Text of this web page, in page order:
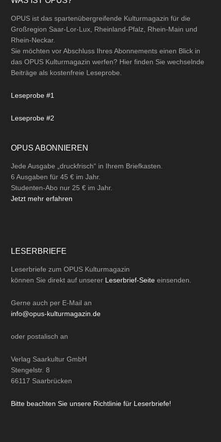
Footer
OPUS ist das spartenübergreifende Kulturmagazin für die
Großregion Saar-Lor-Lux, Rheinland-Pfalz, Rhein-Main und
Rhein-Neckar.
Sie möchten vor Abschluss Ihres Abonnements einen Blick in
das OPUS Kulturmagazin werfen? Hier finden Sie wechselnde
Beiträge als kostenfreie Leseprobe.
Leseprobe #1
Leseprobe #2
OPUS ABONNIEREN
Jede Ausgabe „druckfrisch“ in Ihrem Briefkasten.
6 Ausgaben für 45 € im Jahr.
Studenten-Abo nur 25 € im Jahr.
Jetzt mehr erfahren
LESERBRIEFE
Leserbriefe zum OPUS Kulturmagazin
können Sie direkt auf unserer Leserbrief-Seite einsenden.
Gerne auch per E-Mail an
info@opus-kulturmagazin.de
oder postalisch an
Verlag Saarkultur GmbH
Stengelstr. 8
66117 Saarbrücken
Bitte beachten Sie unsere Richtlinie für Leserbriefe!